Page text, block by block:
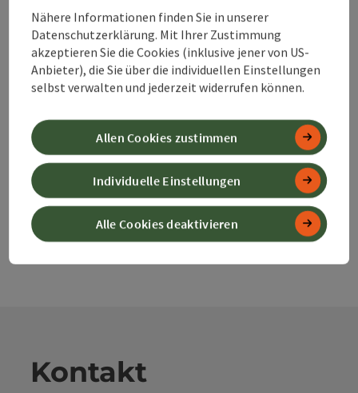
Beitrag merken
zum Merkzettel
PDF erstellen
Beitrag drucken
In der Nähe
powered by Änderung vorschlagen
Kontakt
Nähere Informationen finden Sie in unserer
Datenschutzerklärung. Mit Ihrer Zustimmung
akzeptieren Sie die Cookies (inklusive jener von US-
Anbieter), die Sie über die individuellen Einstellungen
selbst verwalten und jederzeit widerrufen können.
Alle Cookies deaktivieren
Individuelle Einstellungen
Allen Cookies zustimmen